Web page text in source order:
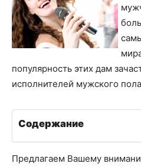
популярность этих дам
исполнителей мужского
Содержание
Предлагаем Вашему